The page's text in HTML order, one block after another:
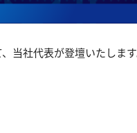
当社代表が登壇いたしま